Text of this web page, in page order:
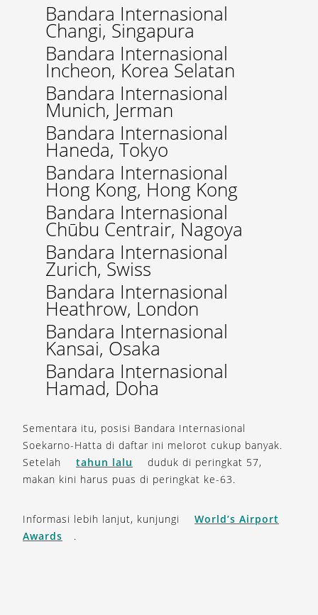
Bandara Internasional
Changi, Singapura
Bandara Internasional
Incheon, Korea Selatan
Bandara Internasional
Munich, Jerman
Bandara Internasional
Haneda, Tokyo
Bandara Internasional
Hong Kong, Hong Kong
Bandara Internasional
Chūbu Centrair, Nagoya
Bandara Internasional
Zurich, Swiss
Bandara Internasional
Heathrow, London
Bandara Internasional
Kansai, Osaka
Bandara Internasional
Hamad, Doha
Sementara itu, posisi Bandara Internasional
Soekarno-Hatta di daftar ini melorot cukup banyak.
Setelah
tahun lalu
duduk di peringkat 57,
makan kini harus puas di peringkat ke-63.
Informasi lebih lanjut, kunjungi
World’s Airport
Awards
.